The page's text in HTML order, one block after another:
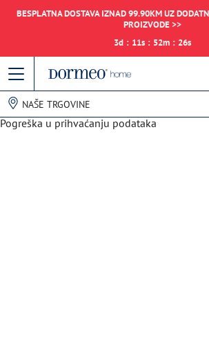
BESPLATNA DOSTAVA IZNAD 99.90KM UZ
PROIZVODE >>
3d : 11s : 52m : 26s
NAŠE TRGOVINE
Pogreška u prihvaćanju podataka